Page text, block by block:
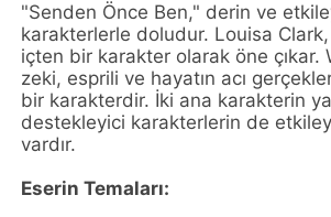
"Senden Önce Ben," derin ve
karakterlerle doludur. Louisa
içten bir karakter olarak öne çıkar.
zeki, esprili ve hayatın acı
bir karakterdir. İki ana karakterin
destekleyici karakterlerin de
vardır.
Eserin Temaları: